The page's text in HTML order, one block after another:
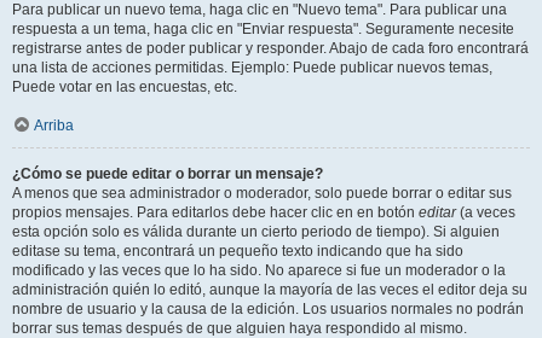
Para publicar un nuevo tema, haga clic en "Nuevo tema". Para publicar una
respuesta a un tema, haga clic en "Enviar respuesta". Seguramente necesite
registrarse antes de poder publicar y responder. Abajo de cada foro encontrará
una lista de acciones permitidas. Ejemplo: Puede publicar nuevos temas,
Puede votar en las encuestas, etc.
Arriba
¿Cómo se puede editar o borrar un mensaje?
A menos que sea administrador o moderador, solo puede borrar o editar sus
propios mensajes. Para editarlos debe hacer clic en en botón editar(a veces
esta opción solo es válida durante un cierto periodo de tiempo). Si alguien
editase su tema, encontrará un pequeño texto indicando que ha sido
modificado y las veces que lo ha sido. No aparece si fue un moderador o la
administración quién lo editó, aunque la mayoría de las veces el editor deja su
nombre de usuario y la causa de la edición. Los usuarios normales no podrán
borrar sus temas después de que alguien haya respondido al mismo.